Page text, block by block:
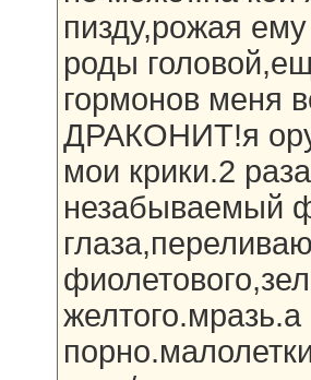
пизду,рожая
роды
гормонов меня
ДРАКОНИТ!я
мои крики.2
незабываемый